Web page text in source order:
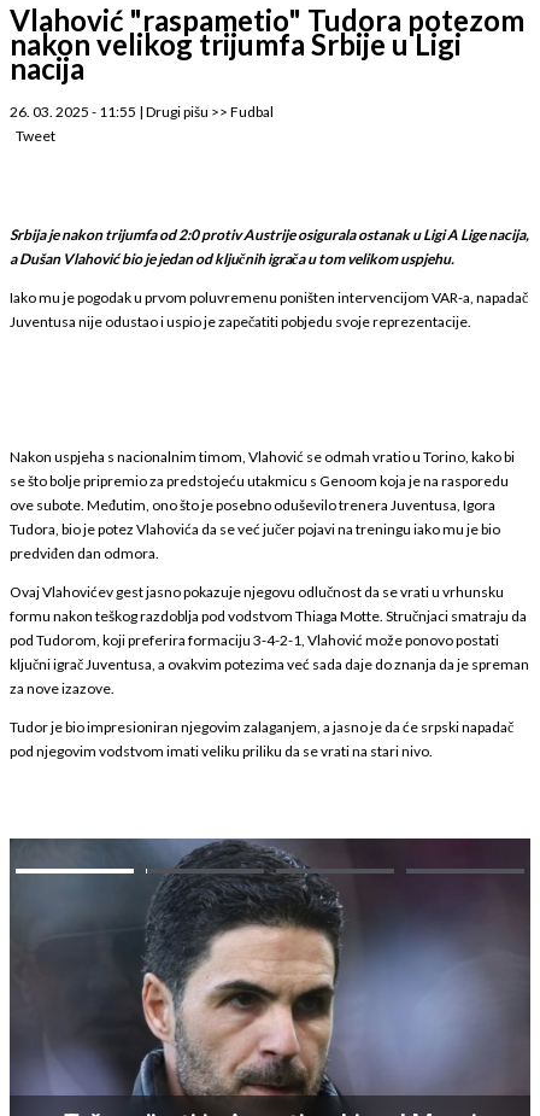
Vlahović "raspametio" Tudora potezom
nakon velikog trijumfa Srbije u Ligi
nacija
26. 03. 2025 - 11:55 | Drugi pišu >> Fudbal
Tweet
Srbija je nakon trijumfa od 2:0 protiv Austrije osigurala ostanak u Ligi A Lige nacija,
a Dušan Vlahović bio je jedan od ključnih igrača u tom velikom uspjehu.
Iako mu je pogodak u prvom poluvremenu poništen intervencijom VAR-a, napadač
Juventusa nije odustao i uspio je zapečatiti pobjedu svoje reprezentacije.
Nakon uspjeha s nacionalnim timom, Vlahović se odmah vratio u Torino, kako bi
se što bolje pripremio za predstojeću utakmicu s Genoom koja je na rasporedu
ove subote. Međutim, ono što je posebno oduševilo trenera Juventusa, Igora
Tudora, bio je potez Vlahovića da se već jučer pojavi na treningu iako mu je bio
predviđen dan odmora.
Ovaj Vlahovićev gest jasno pokazuje njegovu odlučnost da se vrati u vrhunsku
formu nakon teškog razdoblja pod vodstvom Thiaga Motte. Stručnjaci smatraju da
pod Tudorom, koji preferira formaciju 3-4-2-1, Vlahović može ponovo postati
ključni igrač Juventusa, a ovakvim potezima već sada daje do znanja da je spreman
za nove izazove.
Tudor je bio impresioniran njegovim zalaganjem, a jasno je da će srpski napadač
pod njegovim vodstvom imati veliku priliku da se vrati na stari nivo.